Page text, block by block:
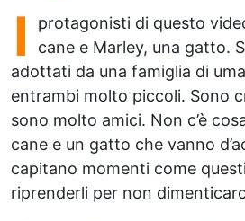
I
protagonisti di questo
cane e Marley, una gatto.
adottati da una famiglia di
entrambi molto piccoli. Sono
sono molto amici. Non c’è
cane e un gatto che vanno
capitano momenti come
riprenderli per non